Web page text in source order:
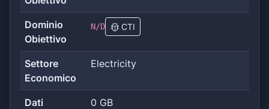
Dominio
Obiettivo
N/D CTI
Settore
Economico
Electricity
Dati
0 GB